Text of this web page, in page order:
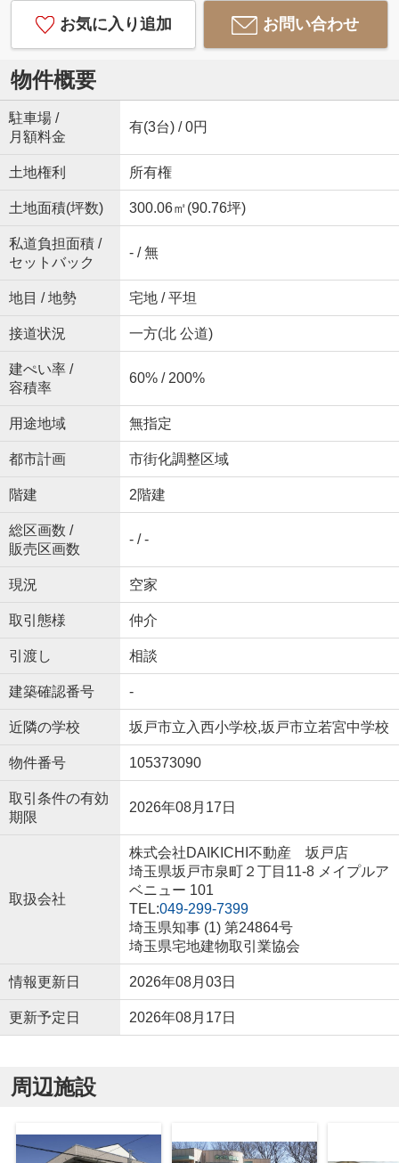
お気に入り追加 お問い合わせ
物件概要
駐車場 /
月額料金
有(3台) / 0円
土地権利 所有権
土地面積(坪数) 300.06㎡(90.76坪)
私道負担面積 /
セットバック
- / 無
地目 / 地勢 宅地 / 平坦
接道状況 一方(北 公道)
建ぺい率 /
容積率
60% / 200%
用途地域 無指定
都市計画 市街化調整区域
階建 2階建
総区画数 /
販売区画数
- / -
現況 空家
取引態様 仲介
引渡し 相談
建築確認番号 -
近隣の学校 坂戸市立入西小学校,坂戸市立若宮中学校
物件番号 105373090
取引条件の有効
期限
2026年08月17日
取扱会社
株式会社DAIKICHI不動産 坂戸店
埼玉県坂戸市泉町２丁目11-8 メイプルア
ベニュー 101
TEL:049-299-7399
埼玉県知事 (1) 第24864号
埼玉県宅地建物取引業協会
情報更新日 2026年08月03日
更新予定日 2026年08月17日
周辺施設